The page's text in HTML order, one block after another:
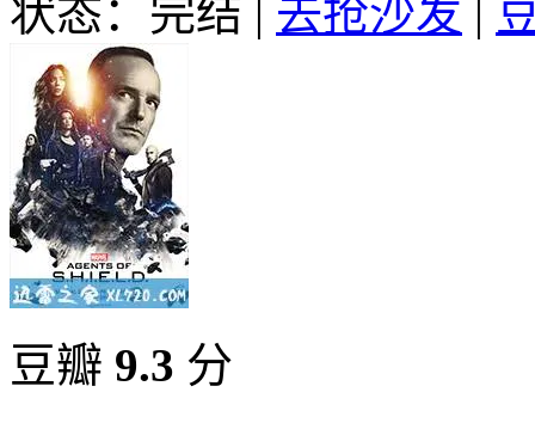
状态：完结 | 去抢沙发 |
豆瓣 9.3 分